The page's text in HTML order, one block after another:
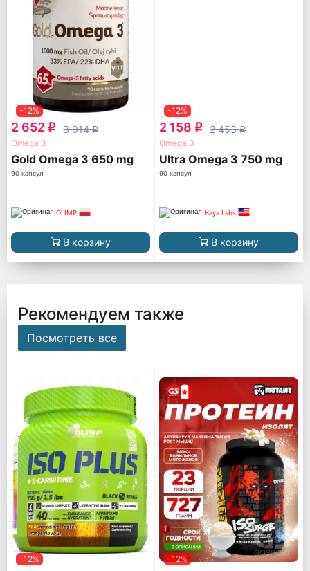
-12%
2 652 q 3 014q
Omega 3
Gold Omega 3 650 mg
90 капсул
OLIMP
В корзину
-12%
2 158 q 2 453q
Omega 3
Ultra Omega 3 750 mg
90 капсул
Haya Labs
В корзину
Рекомендуем также
Посмотреть все
-12% -12%